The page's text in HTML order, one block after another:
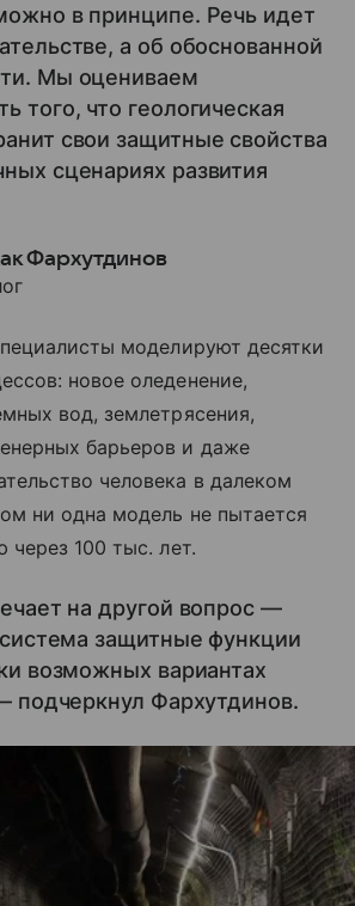
в принципе. Речь идет
а об обоснованной
Мы оцениваем
того, что геологическая
свои защитные свойства
сценариях развития
Фархутдинов
моделируют десятки
новое оледенение,
вод, землетрясения,
барьеров и даже
человека в далеком
ни одна модель не пытается
через 100 тыс. лет.
на другой вопрос —
защитные функции
возможных вариантах
подчеркнул Фархутдинов.